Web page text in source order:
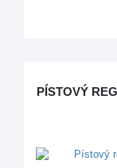
PÍSTOVÝ